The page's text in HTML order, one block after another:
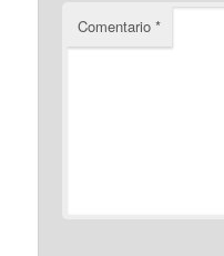
Comentario*